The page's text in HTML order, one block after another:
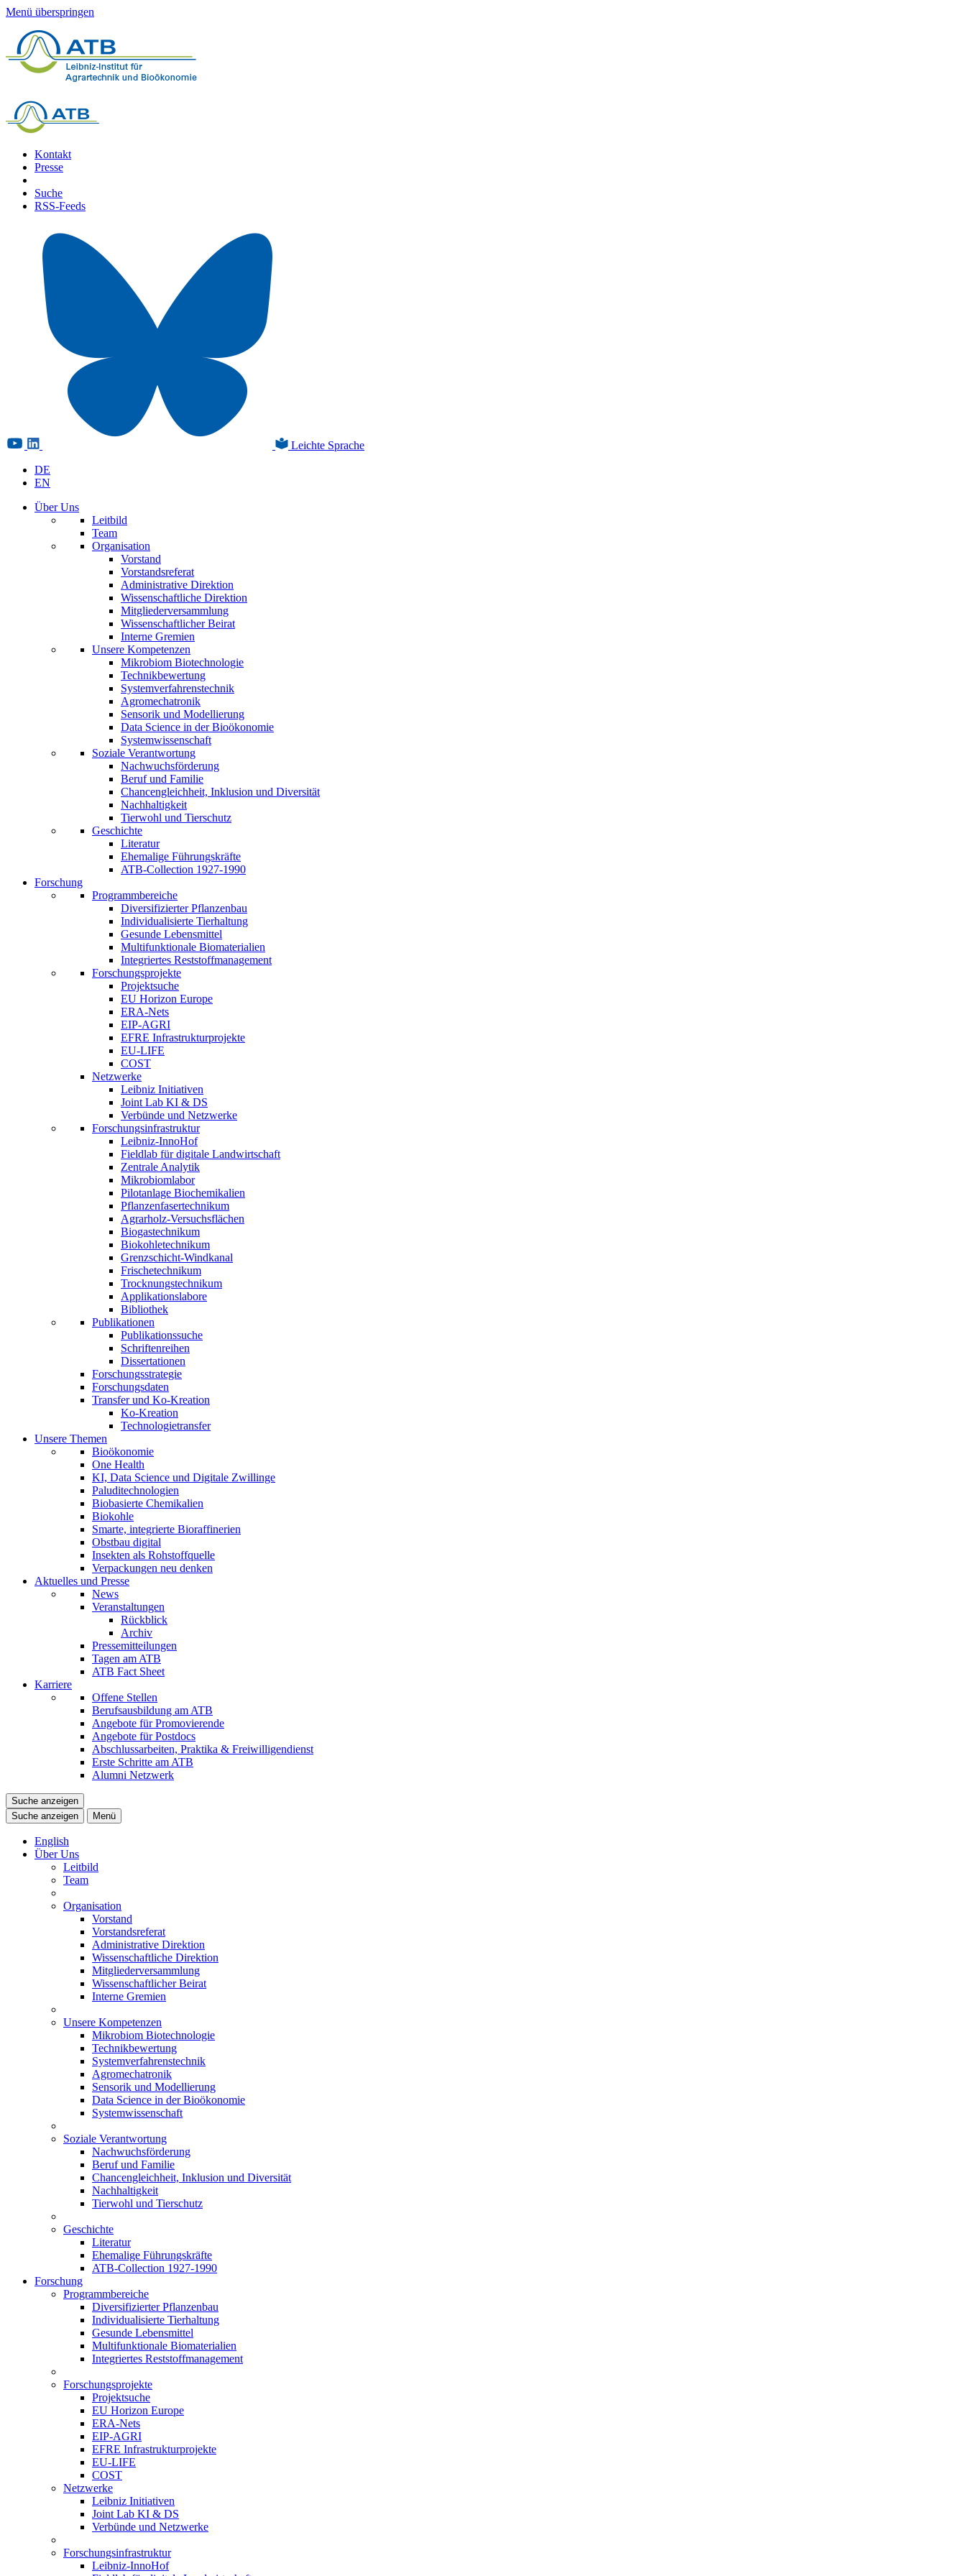
Menü überspringen
Kontakt
Presse
Suche
RSS-Feeds
Leichte Sprache
DE
EN
Über Uns
Leitbild
Team
Organisation
Vorstand
Vorstandsreferat
Administrative Direktion
Wissenschaftliche Direktion
Mitgliederversammlung
Wissenschaftlicher Beirat
Interne Gremien
Unsere Kompetenzen
Mikrobiom Biotechnologie
Technikbewertung
Systemverfahrenstechnik
Agromechatronik
Sensorik und Modellierung
Data Science in der Bioökonomie
Systemwissenschaft
Soziale Verantwortung
Nachwuchsförderung
Beruf und Familie
Chancengleichheit, Inklusion und Diversität
Nachhaltigkeit
Tierwohl und Tierschutz
Geschichte
Literatur
Ehemalige Führungskräfte
ATB-Collection 1927-1990
Forschung
Programmbereiche
Diversifizierter Pflanzenbau
Individualisierte Tierhaltung
Gesunde Lebensmittel
Multifunktionale Biomaterialien
Integriertes Reststoffmanagement
Forschungsprojekte
Projektsuche
EU Horizon Europe
ERA-Nets
EIP-AGRI
EFRE Infrastrukturprojekte
EU-LIFE
COST
Netzwerke
Leibniz Initiativen
Joint Lab KI & DS
Verbünde und Netzwerke
Forschungsinfrastruktur
Leibniz-InnoHof
Fieldlab für digitale Landwirtschaft
Zentrale Analytik
Mikrobiomlabor
Pilotanlage Biochemikalien
Pflanzenfasertechnikum
Agrarholz-Versuchsflächen
Biogastechnikum
Biokohletechnikum
Grenzschicht-Windkanal
Frischetechnikum
Trocknungstechnikum
Applikationslabore
Bibliothek
Publikationen
Publikationssuche
Schriftenreihen
Dissertationen
Forschungsstrategie
Forschungsdaten
Transfer und Ko-Kreation
Ko-Kreation
Technologietransfer
Unsere Themen
Bioökonomie
One Health
KI, Data Science und Digitale Zwillinge
Paluditechnologien
Biobasierte Chemikalien
Biokohle
Smarte, integrierte Bioraffinerien
Obstbau digital
Insekten als Rohstoffquelle
Verpackungen neu denken
Aktuelles und Presse
News
Veranstaltungen
Rückblick
Archiv
Pressemitteilungen
Tagen am ATB
ATB Fact Sheet
Karriere
Offene Stellen
Berufsausbildung am ATB
Angebote für Promovierende
Angebote für Postdocs
Abschlussarbeiten, Praktika & Freiwilligendienst
Erste Schritte am ATB
Alumni Netzwerk
Suche anzeigen
Suche anzeigen
Menü
English
Über Uns
Leitbild
Team
Organisation
Vorstand
Vorstandsreferat
Administrative Direktion
Wissenschaftliche Direktion
Mitgliederversammlung
Wissenschaftlicher Beirat
Interne Gremien
Unsere Kompetenzen
Mikrobiom Biotechnologie
Technikbewertung
Systemverfahrenstechnik
Agromechatronik
Sensorik und Modellierung
Data Science in der Bioökonomie
Systemwissenschaft
Soziale Verantwortung
Nachwuchsförderung
Beruf und Familie
Chancengleichheit, Inklusion und Diversität
Nachhaltigkeit
Tierwohl und Tierschutz
Geschichte
Literatur
Ehemalige Führungskräfte
ATB-Collection 1927-1990
Forschung
Programmbereiche
Diversifizierter Pflanzenbau
Individualisierte Tierhaltung
Gesunde Lebensmittel
Multifunktionale Biomaterialien
Integriertes Reststoffmanagement
Forschungsprojekte
Projektsuche
EU Horizon Europe
ERA-Nets
EIP-AGRI
EFRE Infrastrukturprojekte
EU-LIFE
COST
Netzwerke
Leibniz Initiativen
Joint Lab KI & DS
Verbünde und Netzwerke
Forschungsinfrastruktur
Leibniz-InnoHof